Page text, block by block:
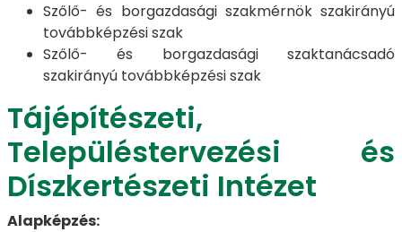
Szőlő- és borgazdasági szakmérnök szakirányú
továbbképzési szak
Szőlő- és borgazdasági szaktanácsadó
szakirányú továbbképzési szak
Tájépítészeti,
Településtervezési és
Díszkertészeti Intézet
Alapképzés: